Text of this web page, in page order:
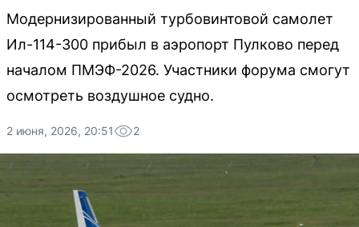
Модернизированный турбовинтовой самолет
Ил-114-300 прибыл в аэропорт Пулково перед
началом ПМЭФ-2026. Участники форума смогут
осмотреть воздушное судно.
2 июня, 2026, 20:51 2